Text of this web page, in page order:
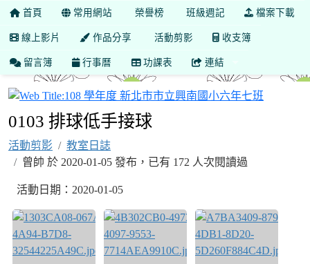
首頁 常用網站 榮譽榜 班級週記 檔案下載
線上影片 作品分享 活動剪影 收支簿
留言簿 行事曆 功課表 連結
0103 排球低手接球
活動剪影
教室日誌
曾帥 於 2020-01-05 發布，已有 172 人次閱讀過
活動日期：2020-01-05